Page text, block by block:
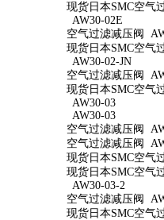
现货日本SMC空气
AW30-02E
空气过滤减压阀
现货日本SMC空气
AW30-02-JN
空气过滤减压阀
现货日本SMC空气
AW30-03
AW30-03
空气过滤减压阀
空气过滤减压阀
现货日本SMC空气
现货日本SMC空气
AW30-03-2
空气过滤减压阀
现货日本SMC空气